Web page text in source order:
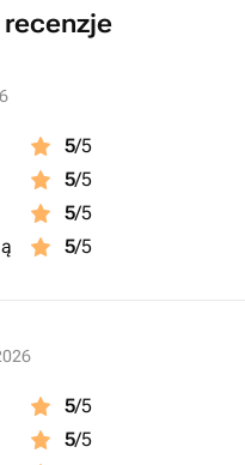
recenzje
5/5
5/5
5/5
5/5
5/5
5/5